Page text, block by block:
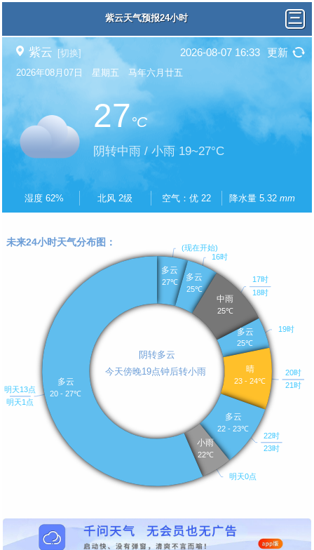
紫云天气预报24小时
紫云 [切换] 2026-08-07 16:33 更新
2026年08月07日 星期五 马年六月廿五
27°C
阴转中雨 / 小雨 19~27°C
湿度 62% 北风 2级 空气：优 22 降水量 5.32 mm